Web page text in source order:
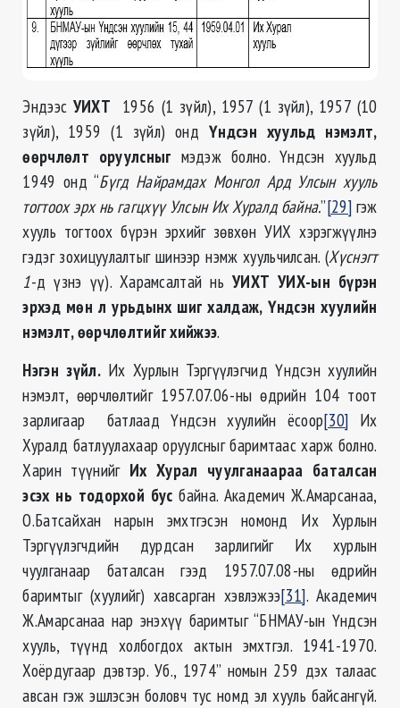
Эндээс УИХТ 1956 (1 зүйл), 1957 (1 зүйл), 1957 (10
зүйл), 1959 (1 зүйл) ондҮндсэн хуульд нэмэлт,
өөрчлөлт оруулсныг мэдэж болно. Үндсэн хуульд
1949 онд “Бүгд Найрамдах Монгол Ард Улсын хууль
тогтоох эрх нь гагцхүү Улсын Их Хуралд байна.”[29] гэж
хууль тогтоох бүрэн эрхийг зөвхөн УИХ хэрэгжүүлнэ
гэдэг зохицуулалтыг шинээр нэмж хуульчилсан. (Хүснэгт
1-д үзнэ үү). Харамсалтай нь УИХТ УИХ-ын бүрэн
эрхэд мөн л урьдынх шиг халдаж, Үндсэн хуулийн
нэмэлт, өөрчлөлтийг хийжээ.
Нэгэн зүйл.Их Хурлын Тэргүүлэгчид Үндсэн хуулийн
нэмэлт, өөрчлөлтийг 1957.07.06-ны өдрийн 104 тоот
зарлигаар батлаад Үндсэн хуулийн ёсоор[30] Их
Хуралд батлуулахаар оруулсныг баримтаас харж болно.
Харин түүнийг Их Хурал чуулганаараа баталсан
эсэх нь тодорхой бус байна. Академич Ж.Амарсанаа,
О.Батсайхан нарын эмхтгэсэн номонд Их Хурлын
Тэргүүлэгчдийн дурдсан зарлигийг Их хурлын
чуулганаар баталсан гээд 1957.07.08-ны өдрийн
баримтыг (хуулийг) хавсарган хэвлэжээ[31]. Академич
Ж.Амарсанаа нар энэхүү баримтыг “БНМАУ-ын Үндсэн
хууль, түүнд холбогдох актын эмхтгэл. 1941-1970.
Хоёрдугаар дэвтэр. Уб., 1974” номын 259 дэх талаас
авсан гэж эшлэсэн боловч тус номд эл хууль байсангүй.